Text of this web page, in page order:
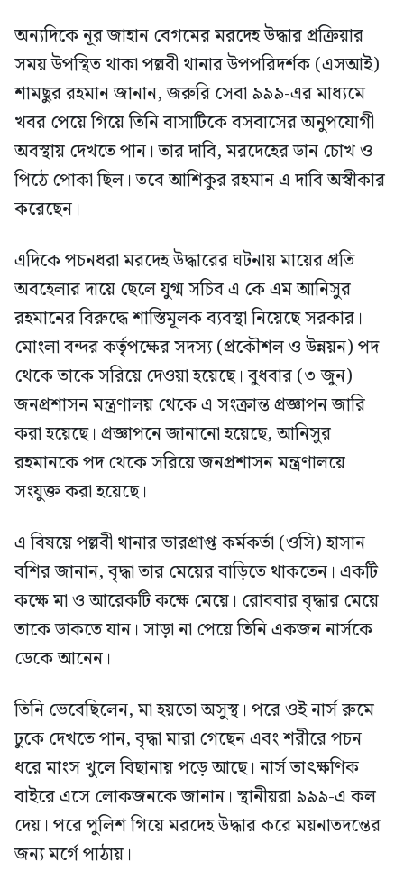
অন্যদিকে নূর জাহান বেগমের মরদেহ উদ্ধার প্রক্রিয়ার
সময় উপস্থিত থাকা পল্লবী থানার উপপরিদর্শক (এসআই)
শামছুর রহমান জানান, জরুরি সেবা ৯৯৯-এর মাধ্যমে
খবর পেয়ে গিয়ে তিনি বাসাটিকে বসবাসের অনুপযোগী
অবস্থায় দেখতে পান। তার দাবি, মরদেহের ডান চোখ ও
পিঠে পোকা ছিল। তবে আশিকুর রহমান এ দাবি অস্বীকার
করেছেন।
এদিকে পচনধরা মরদেহ উদ্ধারের ঘটনায় মায়ের প্রতি
অবহেলার দায়ে ছেলে যুগ্ম সচিব এ কে এম আনিসুর
রহমানের বিরুদ্ধে শাস্তিমূলক ব্যবস্থা নিয়েছে সরকার।
মোংলা বন্দর কর্তৃপক্ষের সদস্য (প্রকৌশল ও উন্নয়ন) পদ
থেকে তাকে সরিয়ে দেওয়া হয়েছে। বুধবার (৩ জুন)
জনপ্রশাসন মন্ত্রণালয় থেকে এ সংক্রান্ত প্রজ্ঞাপন জারি
করা হয়েছে। প্রজ্ঞাপনে জানানো হয়েছে, আনিসুর
রহমানকে পদ থেকে সরিয়ে জনপ্রশাসন মন্ত্রণালয়ে
সংযুক্ত করা হয়েছে।
এ বিষয়ে পল্লবী থানার ভারপ্রাপ্ত কর্মকর্তা (ওসি) হাসান
বশির জানান, বৃদ্ধা তার মেয়ের বাড়িতে থাকতেন। একটি
কক্ষে মা ও আরেকটি কক্ষে মেয়ে। রোববার বৃদ্ধার মেয়ে
তাকে ডাকতে যান। সাড়া না পেয়ে তিনি একজন নার্সকে
ডেকে আনেন।
তিনি ভেবেছিলেন, মা হয়তো অসুস্থ। পরে ওই নার্স রুমে
ঢুকে দেখতে পান, বৃদ্ধা মারা গেছেন এবং শরীরে পচন
ধরে মাংস খুলে বিছানায় পড়ে আছে। নার্স তাৎক্ষণিক
বাইরে এসে লোকজনকে জানান। স্থানীয়রা ৯৯৯-এ কল
দেয়। পরে পুলিশ গিয়ে মরদেহ উদ্ধার করে ময়নাতদন্তের
জন্য মর্গে পাঠায়।